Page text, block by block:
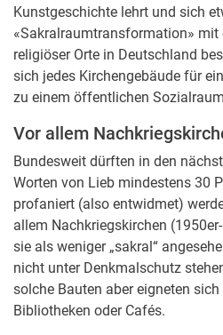
Kunstgeschichte lehrt und sich
«Sakralraumtransformation»
religiöser Orte in Deutschland
sich jedes Kirchengebäude für
zu einem öffentlichen
Vor allem
Bundesweit dürften in den
Worten von Lieb mindestens 30
profaniert (also entwidmet)
allem Nachkriegskirchen
sie als weniger „sakral“
nicht unter Denkmalschutz
solche Bauten aber eigneten
Bibliotheken oder Cafés.